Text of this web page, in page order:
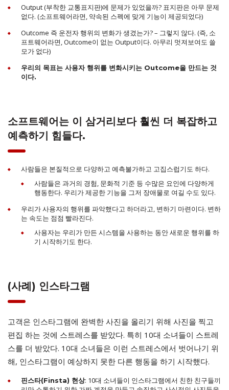
Output (부착한 교통표지판)에 문제가 있었을까? 표지판은 아무 문제
없다. (소프트웨어라면, 약속된 스펙에 맞게 기능이 제공되었다)
Outcome 즉 운전자 행위의 변화가 생겼는가? – 그렇지 않다. (즉, 소
프트웨어라면, Outcome이 없는 Output이다. 아무리 멋져보여도 쓸
모가 없다)
우리의 목표는 사용자 행위를 변화시키는 Outcome을 만드는 것
이다.
소프트웨어는 이 삼거리보다 훨씬 더 복잡하고
예측하기 힘들다.
사람들은 본질적으로 다양하고 예측불가하고 고집스럽기도 하다.
사람들은 과거의 경험, 문화적 기준 등 수많은 요인에 다양하게
행동한다. 우리가 제공한 기능을 그저 장애물로 여길 수도 있다.
우리가 사용자의 행위를 파악했다고 하더라고, 변하기 마련이다. 변하
는 속도는 점점 빨라진다.
사용자는 우리가 만든 시스템을 사용하는 동안 새로운 행위를 하
기 시작하기도 한다.
(사례) 인스타그램
고객은 인스타그램에 완벽한 사진을 올리기 위해 사진을 찍고
편집 하는 것에 스트레스를 받았다. 특히 10대 소녀들이 스트레
스를 더 받았다. 10대 소녀들은 이런 스트레스에서 벗어나기 위
해, 인스타그램이 예상하지 못한 다른 행동을 하기 시작했다.
핀스타(Finsta) 현상: 10대 소녀들이 인스타그램에서 친한 친구들끼